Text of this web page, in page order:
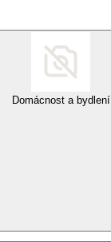
Domácnost a bydlení